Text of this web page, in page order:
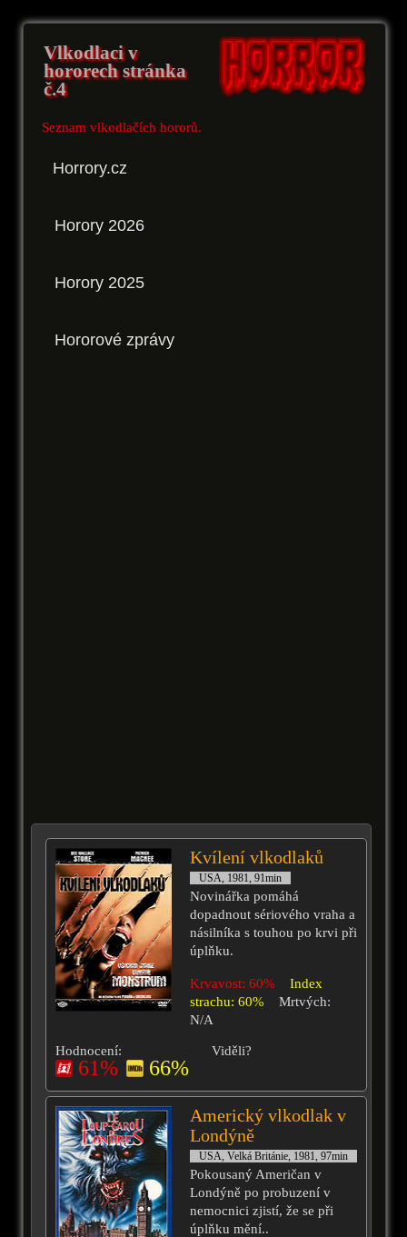
Vlkodlaci v
hororech stránka
č.4
Seznam vlkodlačích hororů.
Horrory.cz
Horory 2026
Horory 2025
Hororové zprávy
Kvílení vlkodlaků
USA, 1981, 91min
Novinářka pomáhá
dopadnout sériového vraha a
násilníka s touhou po krvi při
úplňku.
Krvavost: 60%
Index
strachu: 60%
Mrtvých:
N/A
Hodnocení:
61% 66%
Viděli?
Americký vlkodlak v
Londýně
USA, Velká Británie, 1981, 97min
Pokousaný Američan v
Londýně po probuzení v
nemocnici zjistí, že se při
úplňku mění..